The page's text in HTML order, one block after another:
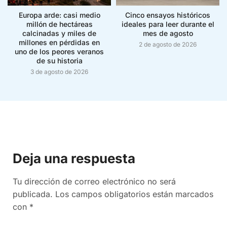
Europa arde: casi medio
millón de hectáreas
calcinadas y miles de
millones en pérdidas en
uno de los peores veranos
de su historia
3 de agosto de 2026
Cinco ensayos históricos
ideales para leer durante el
mes de agosto
2 de agosto de 2026
Deja una respuesta
Tu dirección de correo electrónico no será
publicada. Los campos obligatorios están marcados
con *